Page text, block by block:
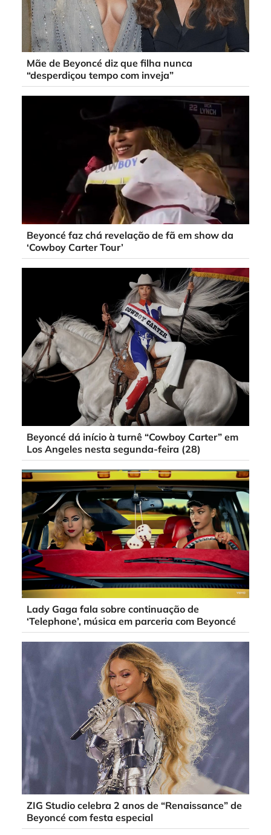
Mãe de Beyoncé diz que filha nunca
“desperdiçou tempo com inveja”
Beyoncé faz chá revelação de fã em show da
‘Cowboy Carter Tour’
Beyoncé dá início à turnê “Cowboy Carter” em
Los Angeles nesta segunda-feira (28)
Lady Gaga fala sobre continuação de
‘Telephone’, música em parceria com Beyoncé
ZIG Studio celebra 2 anos de “Renaissance” de
Beyoncé com festa especial